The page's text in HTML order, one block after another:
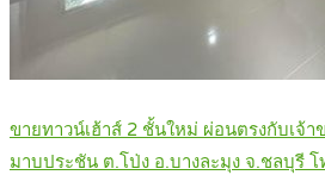
ขายทาวน์เฮ้าส์ 2 ชั้นใหม่ ผ่อนตรงกับเจ้า
มาบประชัน ต.โป่ง อ.บางละมุง จ.ชลบุรี